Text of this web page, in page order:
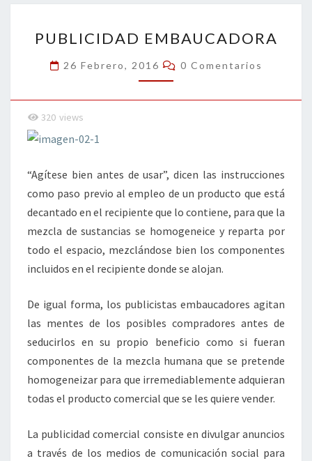
EMBAUCADORA
PUBLICIDAD EMBAUCADORA
26 Febrero, 2016 Comentarios
0 Comentarios
320 views
“Agítese bien antes de usar”, dicen las instrucciones
como paso previo al empleo de un producto que está
decantado en el recipiente que lo contiene, para que la
mezcla de sustancias se homogeneice y reparta por
todo el espacio, mezclándose bien los componentes
incluidos en el recipiente donde se alojan.
De igual forma, los publicistas embaucadores agitan
las mentes de los posibles compradores antes de
seducirlos en su propio beneficio como si fueran
componentes de la mezcla humana que se pretende
homogeneizar para que irremediablemente adquieran
todas el producto comercial que se les quiere vender.
La publicidad comercial consiste en divulgar anuncios
a través de los medios de comunicación social para